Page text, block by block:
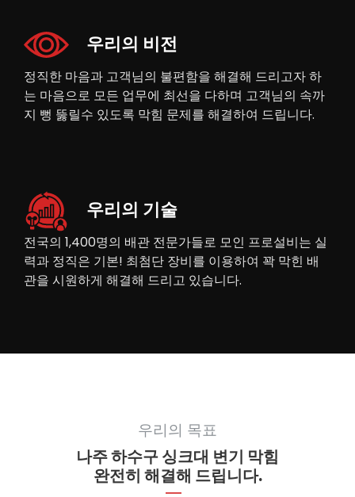
우리의 비전
정직한 마음과 고객님의 불편함을 해결해 드리고자 하
는 마음으로 모든 업무에 최선을 다하며 고객님의 속까
지 뻥 뚫릴수 있도록 막힘 문제를 해결하여 드립니다.
우리의 기술
전국의 1,400명의 배관 전문가들로 모인 프로설비는 실
력과 정직은 기본! 최첨단 장비를 이용하여 꽉 막힌 배
관을 시원하게 해결해 드리고 있습니다.
우리의 목표
나주 하수구 싱크대 변기 막힘
완전히 해결해 드립니다.